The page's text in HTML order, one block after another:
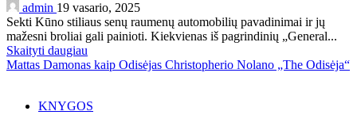
admin 19 vasario, 2025
Sekti Kūno stiliaus senų raumenų automobilių pavadinimai ir jų
mažesni broliai gali painioti. Kiekvienas iš pagrindinių „General...
Skaityti daugiau
Mattas Damonas kaip Odisėjas Christopherio Nolano „The Odisėja“
KNYGOS